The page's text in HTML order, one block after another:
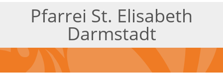
Pfarrei St. Elisabeth
Darmstadt